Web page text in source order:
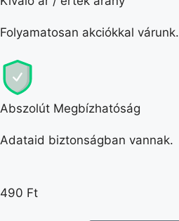
Folyamatosan akciókkal várunk.
Abszolút Megbízhatóság
Adataid biztonságban vannak.
490 Ft